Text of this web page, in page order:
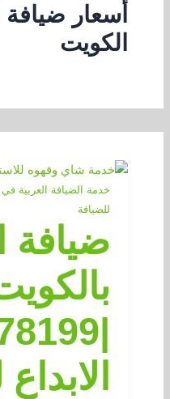
أسعار
الكويت
للضيافة
ضيافة